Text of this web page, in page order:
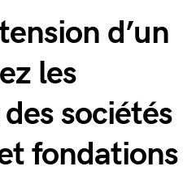
d’un
les
sociétés
fondations